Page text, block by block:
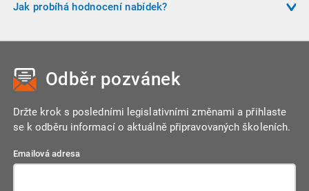
odkazů na konkrétní výrobky, značky nebo patenty. Zadavatel
Jak probíhá hodnocení nabídek?
dodavatele.Odběr pozvánek
Držte krok s posledními legislativními změnami a přihlaste
se k odběru informací o aktuálně připravovaných školeních.
Emailová adresa